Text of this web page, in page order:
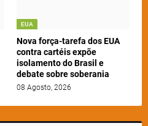
EUA
Nova força-tarefa dos EUA
contra cartéis expõe
isolamento do Brasil e
debate sobre soberania
08 Agosto, 2026